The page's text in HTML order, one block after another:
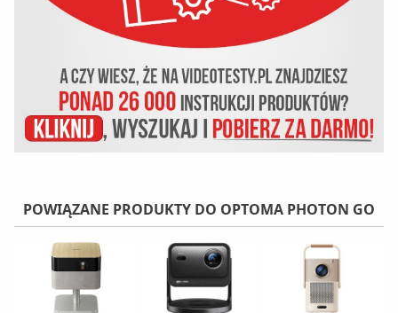
POWIĄZANE PRODUKTY DO OPTOMA PHOTON GO